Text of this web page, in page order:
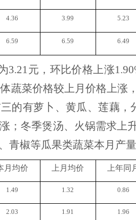
4.36 3.99 5.23
6.59 6.59 6.49
3.21元 ，环比价格上涨
蔬菜价格较上月价格上涨
的有萝卜、黄瓜、莲藕
；冬季煲汤、火锅需求上
青椒等瓜果类蔬菜本月产
月均价 上月均价 上年同
1.49 1.32 0.86
2.03 1.91 1.96